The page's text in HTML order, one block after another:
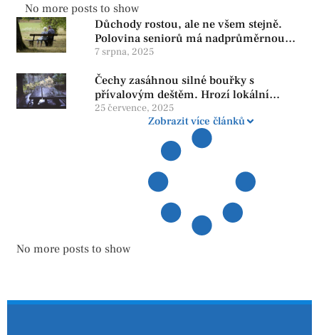
No more posts to show
Důchody rostou, ale ne všem stejně.
Polovina seniorů má nadprůměrnou
penzi, tisíce však žijí pod hranicí
reformy
7 srpna, 2025
Čechy zasáhnou silné bouřky s
přívalovým deštěm. Hrozí lokální
zatopení
25 července, 2025
Zobrazit více článků
No more posts to show